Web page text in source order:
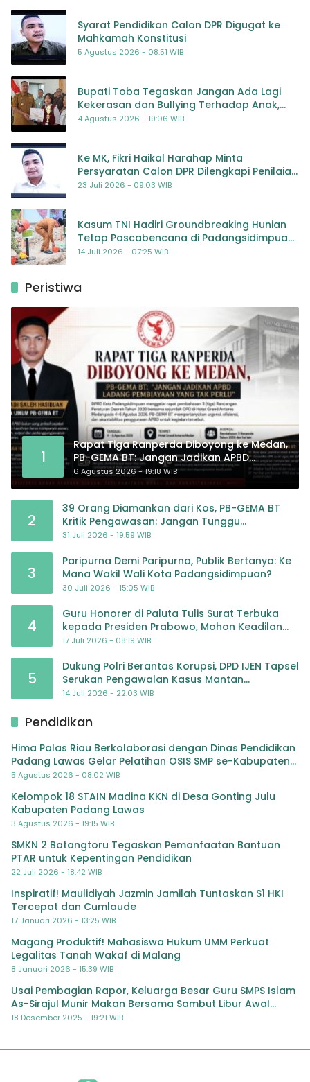
Syarat Pendidikan Calon DPR Digugat ke
Mahkamah Konstitusi
5 Agustus 2026 - 08:51 WIB
Bupati Toba Tegaskan Jangan Ada Lagi
Kekerasan dan Bullying Terhadap Anak,
Dorong Kolaborasi Seluruh Pihak
4 Agustus 2026 - 19:06 WIB
Ke MK, Fikri Haikal Harahap Minta
Persyaratan Calon DPR Dilengkapi Penilaian
Kompetensi
23 Juli 2026 - 09:03 WIB
Kasum TNI Hadiri Groundbreaking Hunian
Tetap Pascabencana di Padangsidimpuan,
Harapan Baru bagi Penyintas
14 Juli 2026 - 07:25 WIB
Peristiwa
1
Rapat Tiga Ranperda Diboyong ke Medan,
PB-GEMA BT: Jangan Jadikan APBD
Ladang Pembiayaan yang Tak Perlu
6 Agustus 2026 - 19:18 WIB
2
39 Orang Diamankan dari Kos, PB-GEMA BT
Kritik Pengawasan: Jangan Tunggu
Masyarakat Bergerak Baru Negara Bertindak
31 Juli 2026 - 19:59 WIB
3
Paripurna Demi Paripurna, Publik Bertanya: Ke
Mana Wakil Wali Kota Padangsidimpuan?
30 Juli 2026 - 15:05 WIB
4
Guru Honorer di Paluta Tulis Surat Terbuka
kepada Presiden Prabowo, Mohon Keadilan
atas Dugaan Kriminalisasi
17 Juli 2026 - 08:19 WIB
5
Dukung Polri Berantas Korupsi, DPD IJEN Tapsel
Serukan Pengawalan Kasus Mantan
Jampidsus hingga Tuntas
14 Juli 2026 - 22:03 WIB
Pendidikan
Hima Palas Riau Berkolaborasi dengan Dinas Pendidikan
Padang Lawas Gelar Pelatihan OSIS SMP se-Kabupaten
Padang Lawas
5 Agustus 2026 - 08:02 WIB
Kelompok 18 STAIN Madina KKN di Desa Gonting Julu
Kabupaten Padang Lawas
3 Agustus 2026 - 19:15 WIB
SMKN 2 Batangtoru Tegaskan Pemanfaatan Bantuan
PTAR untuk Kepentingan Pendidikan
22 Juli 2026 - 18:42 WIB
Inspiratif! Maulidiyah Jazmin Jamilah Tuntaskan S1 HKI
Tercepat dan Cumlaude
17 Januari 2026 - 13:25 WIB
Magang Produktif! Mahasiswa Hukum UMM Perkuat
Legalitas Tanah Wakaf di Malang
8 Januari 2026 - 15:39 WIB
Usai Pembagian Rapor, Keluarga Besar Guru SMPS Islam
As-Sirajul Munir Makan Bersama Sambut Libur Awal
Semester
18 Desember 2025 - 19:21 WIB